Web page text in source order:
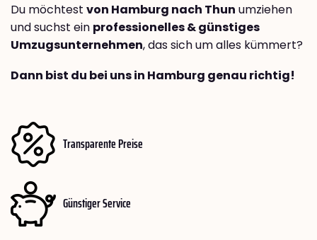
Du möchtest von Hamburg nach Thun umziehen
und suchst ein professionelles & günstiges
Umzugsunternehmen, das sich um alles kümmert?
Dann bist du bei uns in Hamburg genau richtig!
Transparente Preise
Günstiger Service